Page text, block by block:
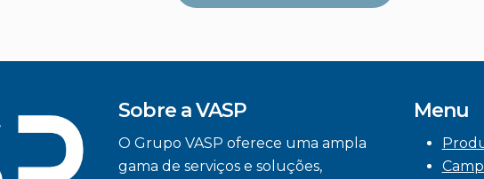
Sobre a VASP
O Grupo VASP oferece uma ampla
gama de serviços e soluções,
Menu